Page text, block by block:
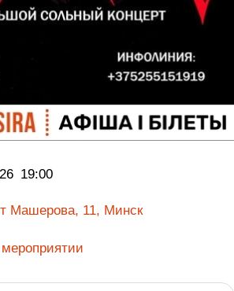
19:00
Машерова, 11, Минск